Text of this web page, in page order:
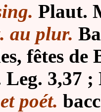
Plaut.
au plur.
fêtes de
Leg. 3,37 ;
poét.